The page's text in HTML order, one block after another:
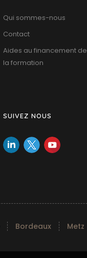
Qui sommes-nous
Contact
Aides au financement de
la formation
SUIVEZ NOUS
Bordeaux Metz